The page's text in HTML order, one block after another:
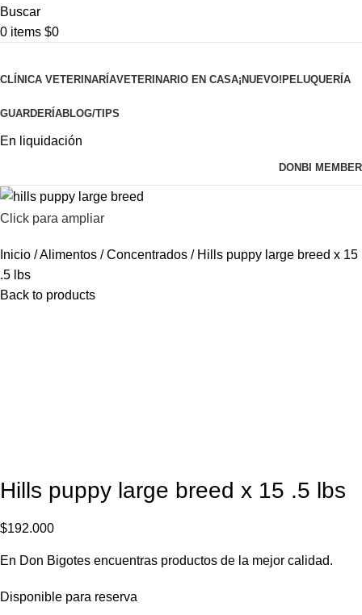
Buscar
0 items $0
CLÍNICA VETERINARÍAVETERINARIO EN CASA¡NUEVO! PELUQUERÍA
GUARDERÍABLOG/TIPS
En liquidación
DONBI MEMBER
Click para ampliar
Inicio Alimentos Concentrados
Hills puppy large breed x 15
.5 lbs
Back to products
Hills puppy large breed x 15 .5 lbs
$192.000
En Don Bigotes encuentras productos de la mejor calidad.
Disponible para reserva